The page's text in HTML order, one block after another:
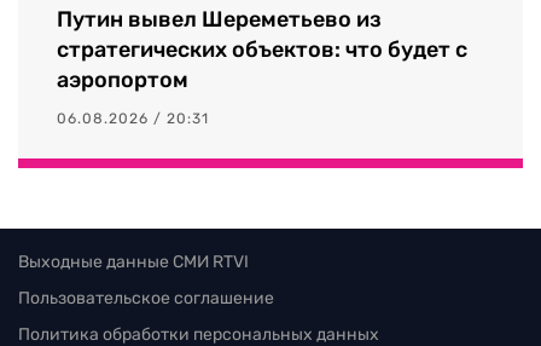
Путин вывел Шереметьево из
стратегических объектов: что будет с
аэропортом
06.08.2026 / 20:31
Выходные данные СМИ RTVI
Пользовательское соглашение
Политика обработки персональных данных